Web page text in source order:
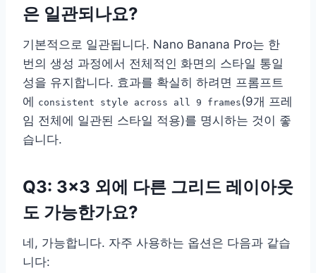
은 일관되나요?
기본적으로 일관됩니다. Nano Banana Pro는 한
번의 생성 과정에서 전체적인 화면의 스타일 통일
성을 유지합니다. 효과를 확실히 하려면 프롬프트
에 consistent style across all 9 frames(9개 프레
임 전체에 일관된 스타일 적용)를 명시하는 것이 좋
습니다.
Q3: 3×3 외에 다른 그리드 레이아웃
도 가능한가요?
네, 가능합니다. 자주 사용하는 옵션은 다음과 같습
니다: